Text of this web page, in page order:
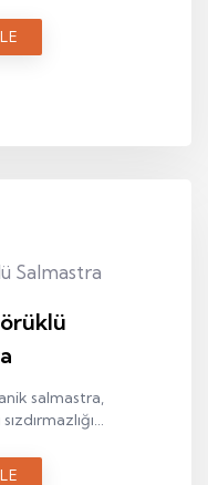
salmastra,